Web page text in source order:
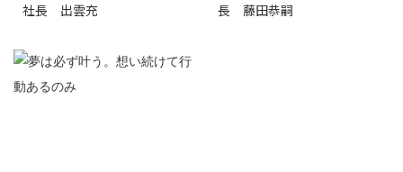
社長 出雲充
長 藤田恭嗣